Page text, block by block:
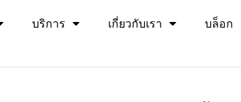
บริการ เกี่ยวกับเรา บล็อก